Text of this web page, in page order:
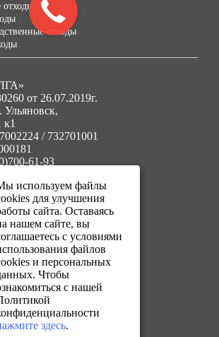
отходы
от 26.07.2019г.
Ульяновск,
/ 732701001
61-93
сети:
Все права защищены.
используем файлы
для улучшения
сайта. Оставаясь
нашем сайте, вы
с условиями
файлов
и персональных
Чтобы
с нашей
здесь.